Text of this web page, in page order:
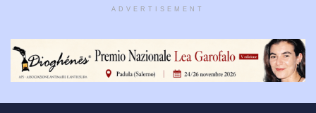
ADVERTISEMENT